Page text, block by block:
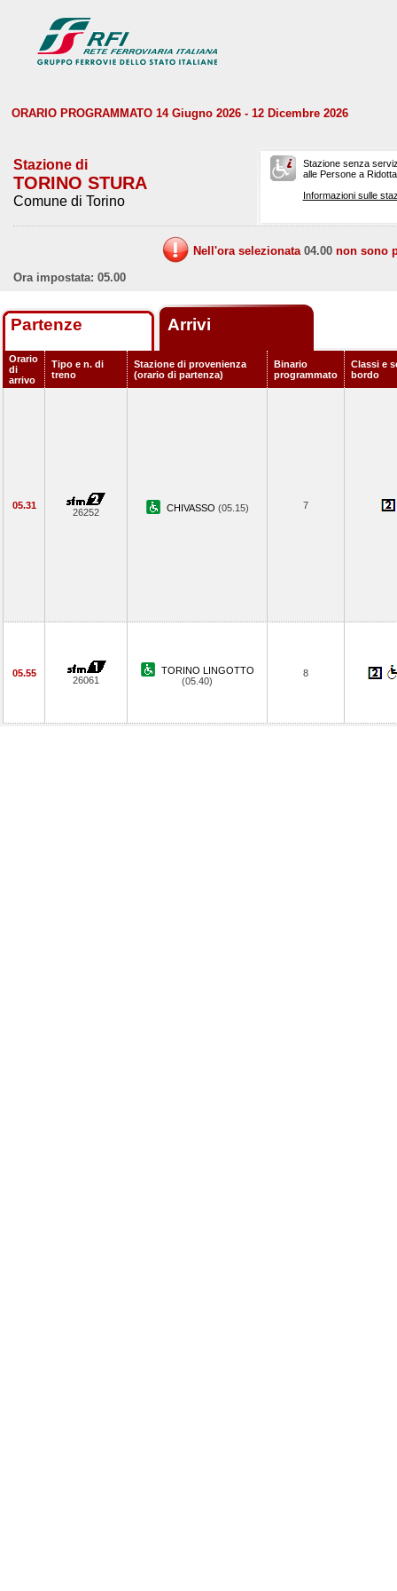
ORARIO PROGRAMMATO 14 Giugno 2026 - 12 Dicembre 2026
Stazione di
TORINO STURA
Comune di Torino
Stazione senza
alle Persone a
Informazioni sulle
Nell'ora selezionata 04.00 non sono
Ora impostata: 05.00
Partenze Arrivi
Orario
di
arrivo
Tipo e n. di
treno
Stazione di provenienza
(orario di partenza)
Binario
programmato
Classi e
bordo
05.31
26252 CHIVASSO (05.15) 7
05.55
26061
TORINO LINGOTTO
(05.40)
8